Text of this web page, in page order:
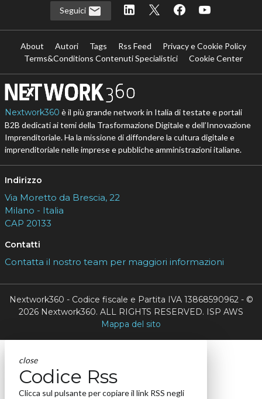
Seguici
About Autori Tags Rss Feed
Privacy e Cookie Policy
Terms&Conditions Contenuti Specialistici
Cookie Center
Nextwork360 è il più grande network in Italia di testate e portali
B2B dedicati ai temi della Trasformazione Digitale e dell’Innovazione
Imprenditoriale. Ha la missione di diffondere la cultura digitale e
imprenditoriale nelle imprese e pubbliche amministrazioni italiane.
Indirizzo
Via Moretto da Brescia, 22
Milano - Italia
CAP 20133
Contatti
Contatta il nostro team per maggiori informazioni
Nextwork360 - Codice fiscale e Partita IVA 13868590962 - ©
2026 Nextwork360. ALL RIGHTS RESERVED. ISP AWS
Mappa del sito
close
Codice Rss
Clicca sul pulsante per copiare il link RSS negli